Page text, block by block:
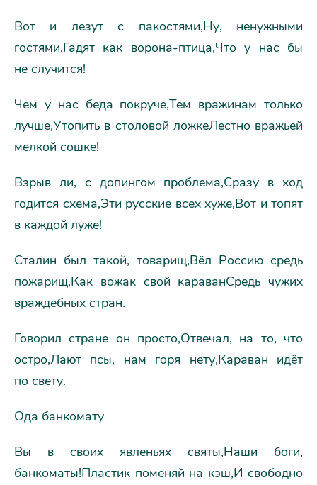
Вот и лезут с пакостями,Ну, ненужными
гостями.Гадят как ворона-птица,Что у нас бы
не случится!
Чем у нас беда покруче,Тем вражинам только
лучше,Утопить в столовой ложкеЛестно вражьей
мелкой сошке!
Взрыв ли, с допингом проблема,Сразу в ход
годится схема,Эти русские всех хуже,Вот и топят
в каждой луже!
Сталин был такой, товарищ,Вёл Россию средь
пожарищ,Как вожак свой караванСредь чужих
враждебных стран.
Говорил стране он просто,Отвечал, на то, что
остро,Лают псы, нам горя нету,Караван идёт
по свету.
Ода банкомату
Вы в своих явленьях святы,Наши боги,
банкоматы!Пластик поменяй на кэш,И свободно